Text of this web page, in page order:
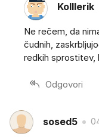
Kolllerik
Ne rečem, da
čudnih,
redkih sprostitev,
Odgovori
sosed5